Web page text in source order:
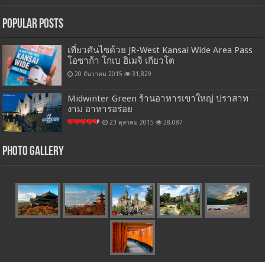
Popular Posts
เที่ยวคันไซด้วย JR-West Kansai Wide Area Pass
โอซาก้า โกเบ ฮิเมจิ เกียวโต
20 ธันวาคม 2015 31,829
Midwinter Green ร้านอาหารเขาใหญ่ ปราสาท
งาม อาหารอร่อย
23 ตุลาคม 2015 28,087
Photo Gallery